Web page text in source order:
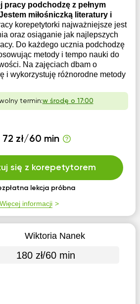
pracy podchodzę z pełnym
miłośniczką literatury i
korepetytorki najważniejsze jest
oraz osiąganie jak najlepszych
Do każdego ucznia podchodzę
metody i tempo nauki do
Na zajęciach dbam o
i wykorzystuję różnorodne metody
termin:w środę o 17:00
72 zł/60 min
się z korepetytorem
lekcja próbna
Więcej informacji
Wiktoria Nanek
180 zł/60 min